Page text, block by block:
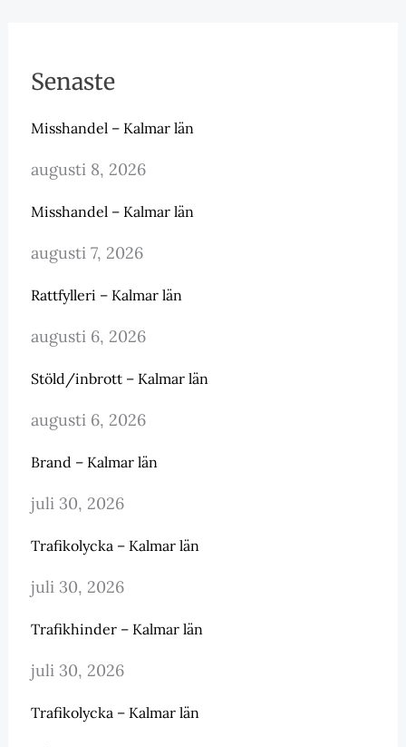
Senaste
Misshandel – Kalmar län
augusti 8, 2026
Misshandel – Kalmar län
augusti 7, 2026
Rattfylleri – Kalmar län
augusti 6, 2026
Stöld/inbrott – Kalmar län
augusti 6, 2026
Brand – Kalmar län
juli 30, 2026
Trafikolycka – Kalmar län
juli 30, 2026
Trafikhinder – Kalmar län
juli 30, 2026
Trafikolycka – Kalmar län